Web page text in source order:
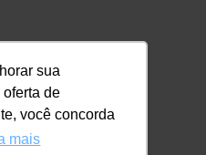
sua
de
você concorda
mais